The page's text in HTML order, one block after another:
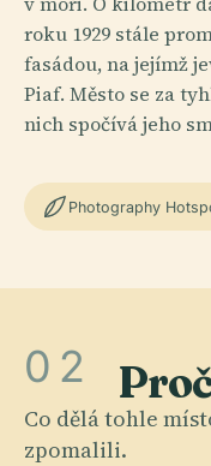
roku 1929 stále
fasádou, na jejímž
Piaf. Město se za
nich spočívá jeho
Photography
02
Co dělá tohle
zpomalili.